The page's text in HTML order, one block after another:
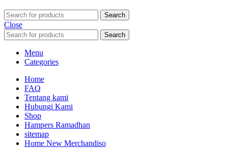
Search
Close
Search
Menu
Categories
Home
FAQ
Tentang kami
Hubungi Kami
Shop
Hampers Ramadhan
sitemap
Home New Merchandiso